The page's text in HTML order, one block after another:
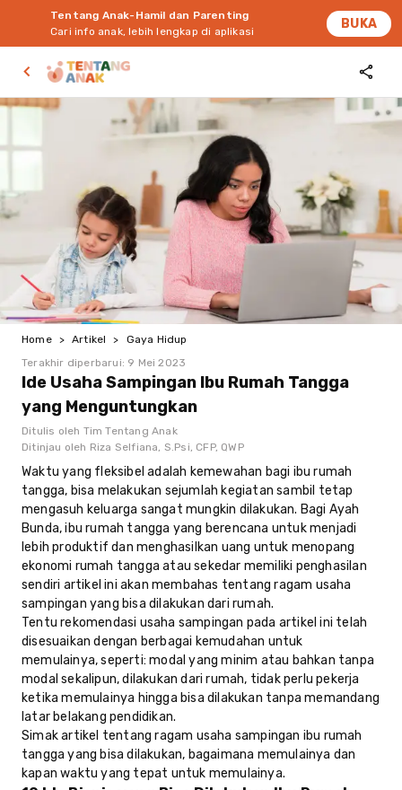
Tentang Anak-Hamil dan Parenting
Cari info anak, lebih lengkap di aplikasi
BUKA
Home > Artikel >
Gaya Hidup
Terakhir diperbarui: 9 Mei 2023
Ide Usaha Sampingan Ibu Rumah Tangga
yang Menguntungkan
Ditulis oleh Tim Tentang Anak
Ditinjau oleh Riza Selfiana, S.Psi, CFP, QWP
Waktu yang fleksibel adalah kemewahan bagi ibu rumah
tangga, bisa melakukan sejumlah kegiatan sambil tetap
mengasuh keluarga sangat mungkin dilakukan. Bagi Ayah
Bunda, ibu rumah tangga yang berencana untuk menjadi
lebih produktif dan menghasilkan uang untuk menopang
ekonomi rumah tangga atau sekedar memiliki penghasilan
sendiri artikel ini akan membahas tentang ragam usaha
sampingan yang bisa dilakukan dari rumah.
Tentu rekomendasi usaha sampingan pada artikel ini telah
disesuaikan dengan berbagai kemudahan untuk
memulainya, seperti: modal yang minim atau bahkan tanpa
modal sekalipun, dilakukan dari rumah, tidak perlu pekerja
ketika memulainya hingga bisa dilakukan tanpa memandang
latar belakang pendidikan.
Simak artikel tentang ragam usaha sampingan ibu rumah
tangga yang bisa dilakukan, bagaimana memulainya dan
kapan waktu yang tepat untuk memulainya.